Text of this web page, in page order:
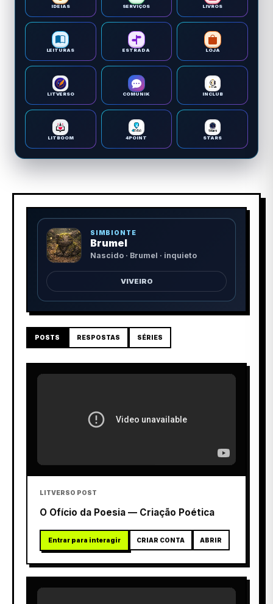
IDEIAS SERVIÇOS LIVROS
LEITURAS ESTRADA LOJA
LITVERSO COMUNIK INCLUB
LITBOOM 4POINT STARS
SIMBIONTE
Brumel
Nascido · Brumel · inquieto
VIVEIRO
POSTS RESPOSTAS SÉRIES
LITVERSO POST
O Ofício da Poesia — Criação Poética
Entrar para interagir CRIAR CONTA ABRIR